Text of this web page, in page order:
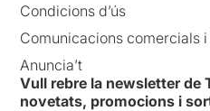
Condicions d’ús
Comunicacions comercials
Anuncia’t
Vull rebre la newsletter de
novetats, promocions i